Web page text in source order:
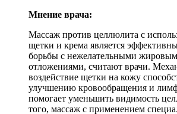
Мнение врача:
Массаж против целлюлита с
щетки и крема является
борьбы с нежелательными
отложениями, считают врачи.
воздействие щетки на кожу
улучшению кровообращения и
помогает уменьшить видимость
того, массаж с применением